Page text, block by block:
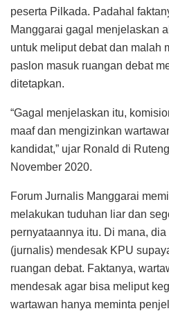
peserta Pilkada. Padahal
Manggarai gagal menjelaskan
untuk meliput debat dan malah
paslon masuk ruangan debat
ditetapkan.
“Gagal menjelaskan itu,
maaf dan mengizinkan
kandidat,” ujar Ronald di
November 2020.
Forum Jurnalis Manggarai
melakukan tuduhan liar dan
pernyataannya itu. Di mana,
(jurnalis) mendesak KPU
ruangan debat. Faktanya,
mendesak agar bisa meliput
wartawan hanya meminta